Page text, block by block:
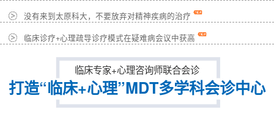
没有来到太原科大，不要放弃对精神疾病的治疗
临床诊疗+心理疏导诊疗模式在疑难病会议中获高
临床专家+心理咨询师联合会诊
打造“临床+心理”MDT多学科会诊中心